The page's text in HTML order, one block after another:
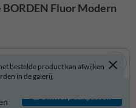
Fluor Modern
bestelde product kan afwijken
in de galerij.
Ontwerp aanpassen